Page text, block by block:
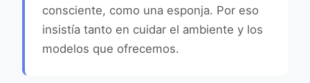
consciente, como una esponja. Por eso
insistía tanto en cuidar el ambiente y los
modelos que ofrecemos.